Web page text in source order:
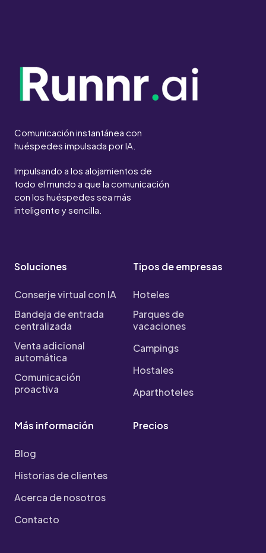
Comunicación instantánea con
huéspedes impulsada por IA.
Impulsando a los alojamientos de
todo el mundo a que la comunicación
con los huéspedes sea más
inteligente y sencilla.
Soluciones
Conserje virtual con IA
Bandeja de entrada
centralizada
Venta adicional
automática
Comunicación
proactiva
Tipos de empresas
Hoteles
Parques de
vacaciones
Campings
Hostales
Aparthoteles
Más información
Blog
Historias de clientes
Acerca de nosotros
Contacto
Precios